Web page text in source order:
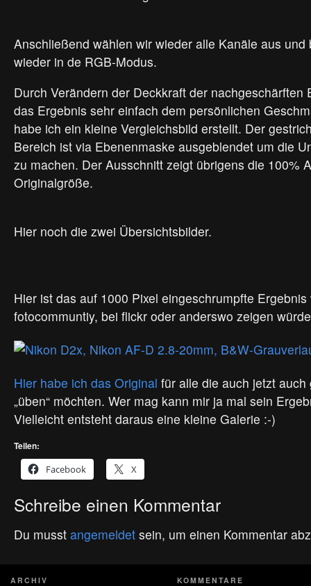
Anschließend wählen wir wieder alle Kanäle aus und
wieder in de RGB-Modus.
Durch Verändern der Deckkraft der nachgeschärften
das Ergebnis sehr einfach dem persönlichen
habe ich ein kleine Vergleichsbild erstellt. Der
Bereich ist via Ebenenmaske ausgeblendet um die
zu machen. Der Ausschnitt zeigt übrigens die 100%
Originalgröße.
Hier noch die zwei Übersichtsbilder.
Hier ist das auf 1000 Pixel eingeschrumpfte
fotocommuntiy, bei flickr oder anderswo zeigen
Hier habe ich das Original für alle die auch jetzt
„üben“ möchten. Wer mag kann mir ja mal sein
Vielleicht entsteht daraus eine kleine Galerie :-)
Teilen:
Facebook
X
Schreibe einen Kommentar
Du musst angemeldet sein, um einen Kommentar
ARCHIV KOMMENTARE